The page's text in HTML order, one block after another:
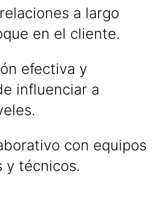
a largo
en el cliente.
efectiva y
influenciar a
con equipos
y técnicos.